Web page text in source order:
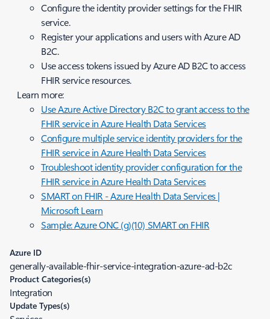
Configure the identity provider settings for the FHIR
service.
Register your applications and users with Azure AD
B2C.
Use access tokens issued by Azure AD B2C to access
FHIR service resources.
Learn more:
Use Azure Active Directory B2C to grant access to the
FHIR service in Azure Health Data Services
Configure multiple service identity providers for the
FHIR service in Azure Health Data Services
Troubleshoot identity provider configuration for the
FHIR service in Azure Health Data Services
SMART on FHIR - Azure Health Data Services |
Microsoft Learn
Sample: Azure ONC (g)(10) SMART on FHIR
Azure ID
generally-available-fhir-service-integration-azure-ad-b2c
Product Categories(s)
Integration
Update Types(s)